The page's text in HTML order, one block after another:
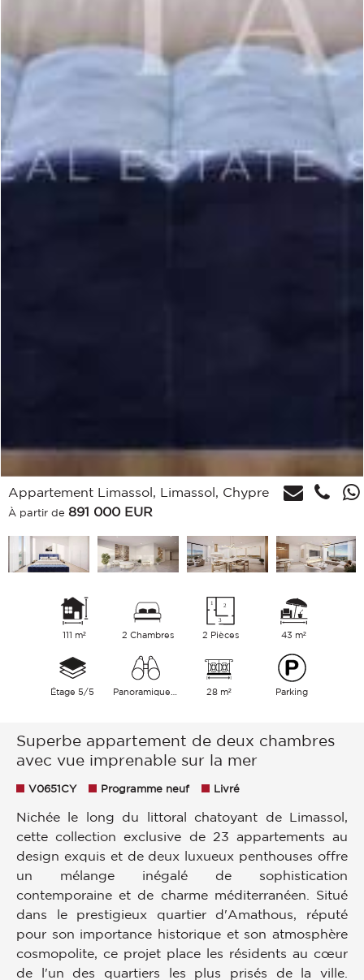
Appartement Limassol, Limassol, Chypre
À partir de 891 000 EUR
111 m² 2 Chambres 2 Pièces 43 m²
Étage 5/5 28 m² Parking
Superbe appartement de deux chambres
avec vue imprenable sur la mer
V0651CY Programme neuf Livré
Nichée le long du littoral chatoyant de Limassol,
cette collection exclusive de 23 appartements au
design exquis et de deux luxueux penthouses offre
un mélange inégalé de sophistication
contemporaine et de charme méditerranéen. Situé
dans le prestigieux quartier d'Amathous, réputé
pour son importance historique et son atmosphère
cosmopolite, ce projet place les résidents au cœur
de l'un des quartiers les plus prisés de la ville.